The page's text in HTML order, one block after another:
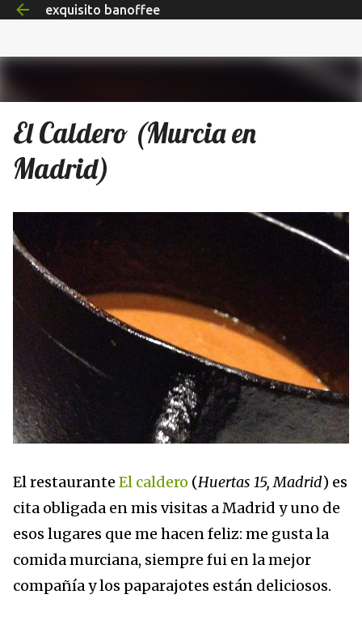
Ir al contenido principal
exquisito banoffee
El Caldero (Murcia en
Madrid)
El restaurante El caldero (Huertas 15, Madrid) es
cita obligada en mis visitas a Madrid y uno de
esos lugares que me hacen feliz: me gusta la
comida murciana, siempre fui en la mejor
compañía y los paparajotes están deliciosos.